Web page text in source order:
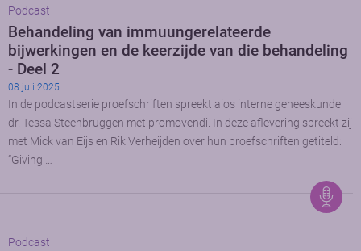
Podcast
Behandeling van immuungerelateerde
bijwerkingen en de keerzijde van die behandeling
- Deel 2
08 juli 2025
In de podcastserie proefschriften spreekt aios interne geneeskunde
dr. Tessa Steenbruggen met promovendi. In deze aflevering spreekt zij
met Mick van Eijs en Rik Verheijden over hun proefschriften getiteld:
“Giving …
Podcast